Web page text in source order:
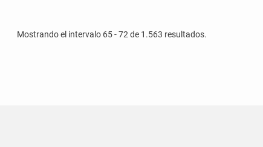
Mostrando el intervalo 65 - 72 de 1.563 resultados.